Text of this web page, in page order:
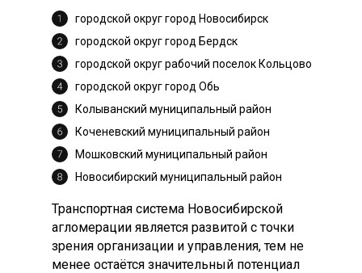
Транспортная система Новосибирской
агломерации является развитой с точки
зрения организации и управления, тем не
менее остаётся значительный потенциал
городской округ город Новосибирск
Коченевский муниципальный район
городской округ город Бердск
Мошковский муниципальный район
городской округ рабочий поселок Кольцово
Новосибирский муниципальный район
городской округ город Обь
Колыванский муниципальный район